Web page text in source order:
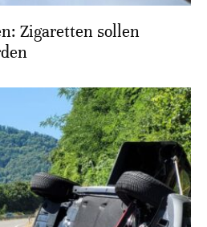
Zigaretten sollen